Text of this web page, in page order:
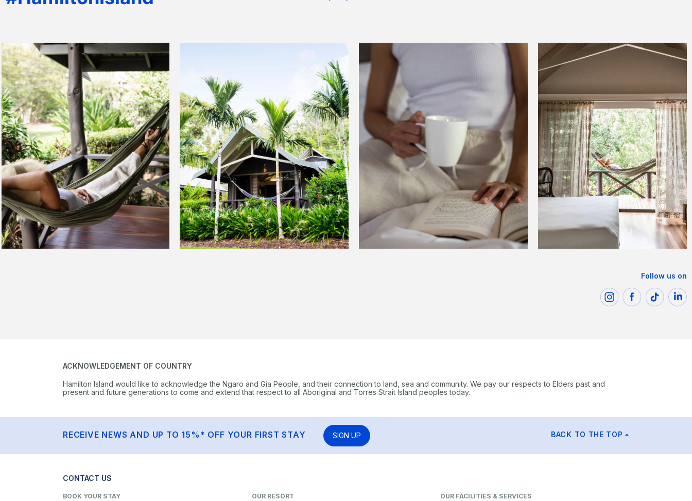
Follow us on
ACKNOWLEDGEMENT OF COUNTRY
Hamilton Island would like to acknowledge the Ngaro and Gia People, and their connection to land, sea and community. We pay our respects to Elders past and
present and future generations to come and extend that respect to all Aboriginal and Torres Strait Island peoples today.
RECEIVE NEWS AND UP TO 15%* OFF YOUR FIRST STAY SIGN UP BACK TO THE TOP
CONTACT US
BOOK YOUR STAY OUR RESORT OUR FACILITIES & SERVICES